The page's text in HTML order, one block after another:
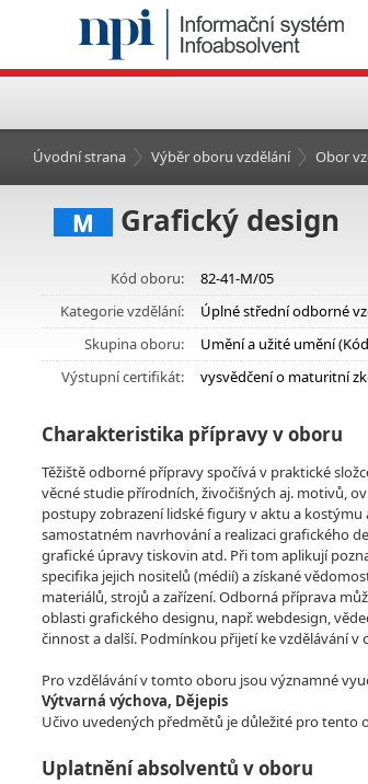
Úvodní strana Výběr oboru vzdělání Obor
M Grafický design
Kód oboru:
82-41-M/05
Kategorie vzdělání:
Úplné střední odborné
Skupina oboru:
Umění a užité umění
Výstupní certifikát:
vysvědčení o maturitní
Charakteristika přípravy v oboru
Těžiště odborné přípravy spočívá v praktické
věcné studie přírodních, živočišných aj. motivů,
postupy zobrazení lidské figury v aktu a
samostatném navrhování a realizaci grafického
grafické úpravy tiskovin atd. Při tom aplikují
specifika jejich nositelů (médií) a získané
materiálů, strojů a zařízení. Odborná příprava
oblasti grafického designu, např. webdesign,
činnost a další. Podmínkou přijetí ke vzdělávání
Pro vzdělávání v tomto oboru jsou významné
Výtvarná výchova, Dějepis
Učivo uvedených předmětů je důležité pro tento
Uplatnění absolventů v oboru